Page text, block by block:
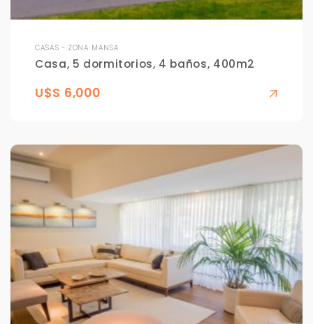
CASAS - ZONA MANSA
Casa, 5 dormitorios, 4 baños, 400m2
U$S 6,000